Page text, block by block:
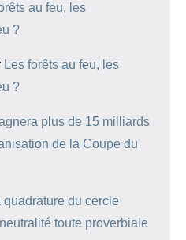
au feu, les
?
Les forêts au feu, les
?
plus de 15 milliards
de la Coupe du
quadrature du cercle
toute proverbiale